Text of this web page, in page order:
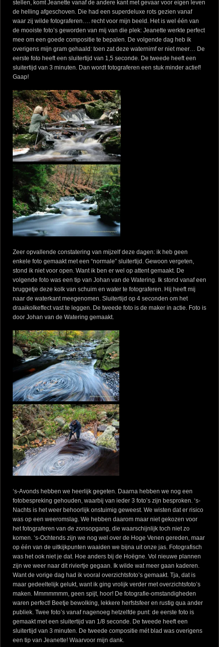
stellen, komt Jeanette vanaf de andere kant met gevaar voor eigen leven
de helling afgeschoven. Die had een superdeluxe rots gezien vanaf
waar zij wilde fotograferen…. recht voor mijn beeld. Het is wel één van
de mooiste foto’s geworden van mij van die plek: Jeanette werkte perfect
mee om een goede compositie te bepalen. De volgende dag heb ik
overigens mijn gram gehaald: toen zat deze waternimf er niet meer… De
eerste foto heeft een sluitertijd van 1,5 seconde. De tweede heeft een
sluitertijd van 3 minuten. Dan wordt fotograferen een stuk minder actief!
Gaap!
Zeer opvallende constatering van mijzelf deze dagen: ik heb geen
enkele foto gemaakt met een “normale” sluitertijd. Gewoon vergeten,
stond ik niet voor open. Want ik ben er wel op attent gemaakt. De
volgende foto was een tip van Johan van de Watering. Ik stond vanaf een
bruggetje deze kolk van schuim en water te fotograferen. Hij heeft mij
naar de waterkant meegenomen. Sluitertijd op 4 seconden om het
draaikolkeffect vast te leggen. De tweede foto is de maker in actie. Foto is
door Johan van de Watering gemaakt.
‘s-Avonds hebben we heerlijk gegeten. Daarna hebben we nog een
fotobespreking gehouden, waarbij van ieder 3 foto’s zijn besproken. ‘s-
Nachts is het weer behoorlijk onstuimig geweest. We wisten dat er risico
was op een weeromslag. We hebben daarom maar niet gekozen voor
het fotograferen van de zonsopgang, die waarschijnlijk toch niet zo
komen. ‘s-Ochtends zijn we nog wel over de Hoge Venen gereden, maar
op één van de uitkijkpunten waaiden we bijna uit onze jas. Fotografisch
was het ook niet je dat. Hoe anders bij de Hoëgne. Vol nieuwe plannen
zijn we weer naar dit riviertje gegaan. Ik wilde wat meer gaan kaderen.
Want de vorige dag had ik vooral overzichtsfoto’s gemaakt. Tja, dat is
maar gedeeltelijk gelukt, want ik ging vrolijk verder met overzichtsfoto’s
maken. Mmmmmmm, geen spijt, hoor! De fotografie-omstandigheden
waren perfect! Beetje bewolking, lekkere herfstsfeer en rustig qua ander
publiek. Twee foto’s vanaf nagenoeg hetzelfde punt: de eerste foto is
gemaakt met een sluitertijd van 1/8 seconde. De tweede heeft een
sluitertijd van 3 minuten. De tweede compositie mét blad was overigens
een tip van Jeanette! Waarvoor mijn dank.